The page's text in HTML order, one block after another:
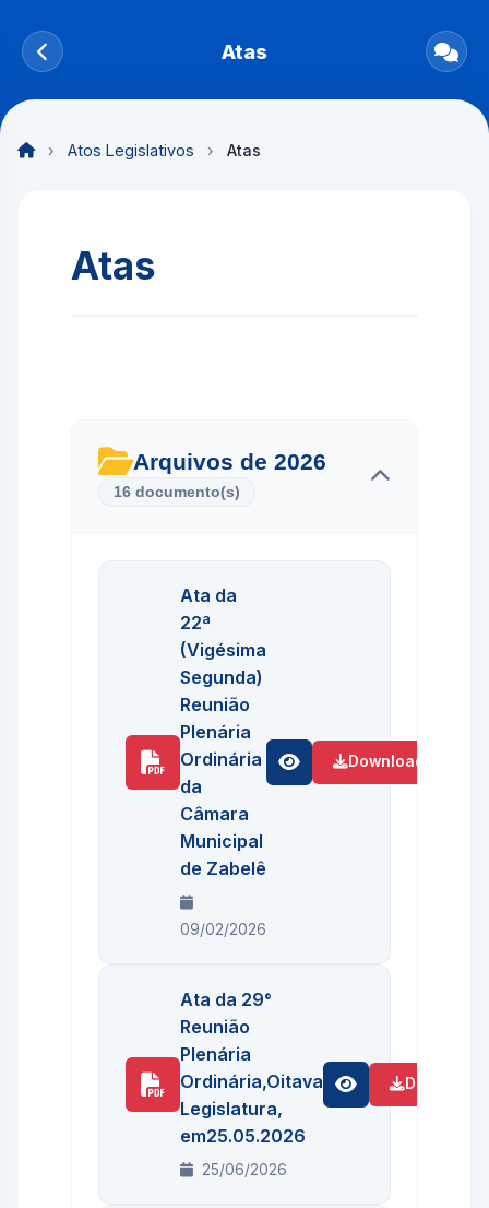
Atas
› Atos Legislativos › Atas
Atas
Arquivos de 2026
16 documento(s)
Ata da
22ª
(Vigésima
Segunda)
Reunião
Plenária
Ordinária
da
Câmara
Municipal
de Zabelê
09/02/2026
Download
Ata da 29°
Reunião
Plenária
Ordinária,Oitava
Legislatura,
em25.05.2026
25/06/2026
Download